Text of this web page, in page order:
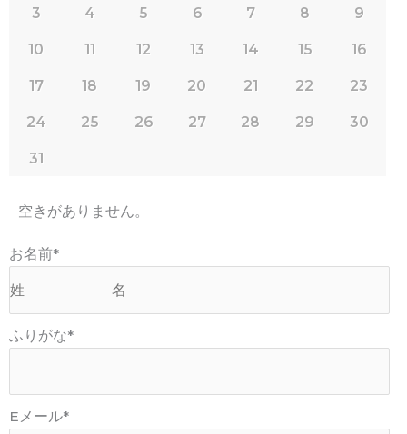
3 4 5 6 7 8 9
10 11 12 13 14 15 16
17 18 19 20 21 22 23
24 25 26 27 28 29 30
31
空きがありません。
お名前*
ふりがな*
Eメール*